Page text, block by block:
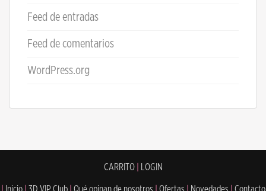
Feed de entradas
Feed de comentarios
WordPress.org
CARRITO| LOGIN
Inicio 3D VIP Club Qué opinan de nosotros Ofertas Novedades
Contacto